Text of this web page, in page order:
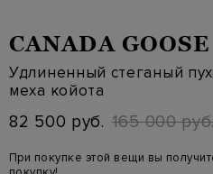
CANADA GOOSE
Удлиненный стеганый
меха койота
82 500 руб. 165 000
При покупке этой вещи вы